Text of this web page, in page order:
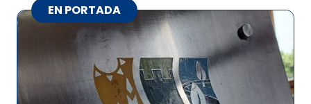
EN PORTADA